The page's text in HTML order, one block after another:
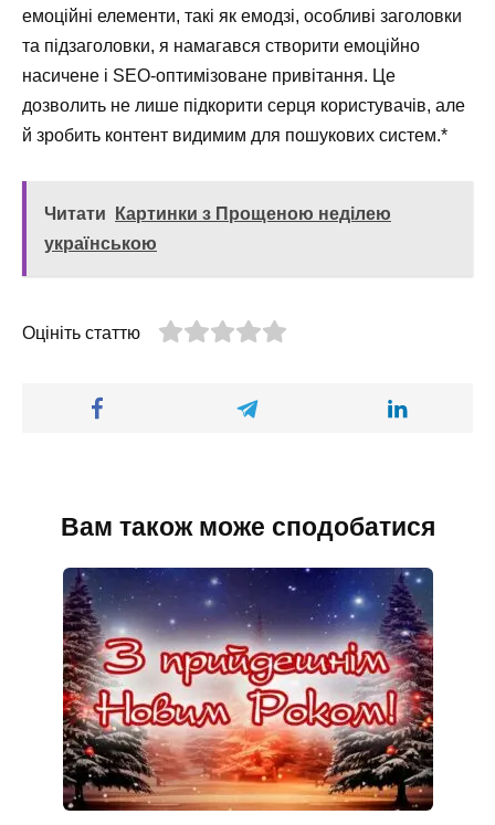
емоційні елементи, такі як емодзі, особливі заголовки
та підзаголовки, я намагався створити емоційно
насичене і SEO-оптимізоване привітання. Це
дозволить не лише підкорити серця користувачів, але
й зробить контент видимим для пошукових систем.*
Читати
Картинки з Прощеною неділею
українською
Оцініть статтю
Вам також може сподобатися